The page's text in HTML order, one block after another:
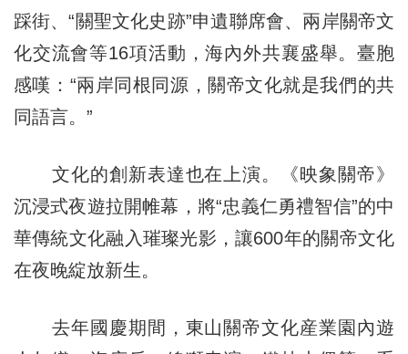
踩街、“關聖文化史跡”申遺聯席會、兩岸關帝文
化交流會等16項活動，海內外共襄盛舉。臺胞
感嘆：“兩岸同根同源，關帝文化就是我們的共
同語言。”
文化的創新表達也在上演。《映象關帝》
沉浸式夜遊拉開帷幕，將“忠義仁勇禮智信”的中
華傳統文化融入璀璨光影，讓600年的關帝文化
在夜晚綻放新生。
去年國慶期間，東山關帝文化産業園內遊